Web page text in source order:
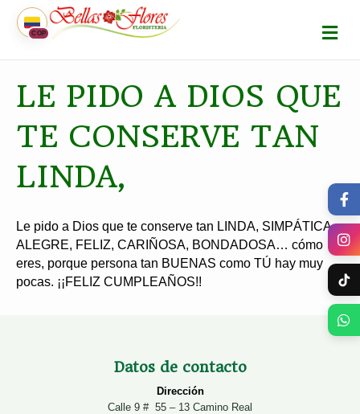
COP M
E
N
LE PIDO A DIOS QUE
TE CONSERVE TAN
LINDA,
Le pido a Dios que te conserve tan LINDA, SIMPÁTICA,
ALEGRE, FELIZ, CARIÑOSA, BONDADOSA… cómo
eres, porque persona tan BUENAS como TÚ hay muy
pocas. ¡¡FELIZ CUMPLEAÑOS!!
Datos de contacto
Dirección
Calle 9 # 55 – 13 Camino Real